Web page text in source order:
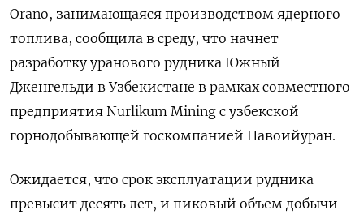
Orano, занимающаяся производством ядерного
топлива, сообщила в среду, что начнет
разработку уранового рудника Южный
Дженгельди в Узбекистане в рамках совместного
предприятия Nurlikum Mining с узбекской
горнодобывающей госкомпанией Навоийуран.
Ожидается, что срок эксплуатации рудника
превысит десять лет, и пиковый объем добычи